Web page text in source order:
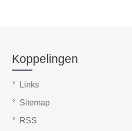
Koppelingen
Links
Sitemap
RSS